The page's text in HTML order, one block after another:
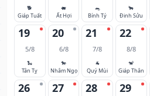
🐕
Giáp Tuất
🐖
Ất Hợi
🐀
Bính Tý
🐂
Đinh Sửu
19
5/8
🐍
Tân Tỵ
20
6/8
🐎
Nhâm Ngọ
21
7/8
🐐
Quý Mùi
22
8/8
🐒
Giáp Thân
26 27 28 29